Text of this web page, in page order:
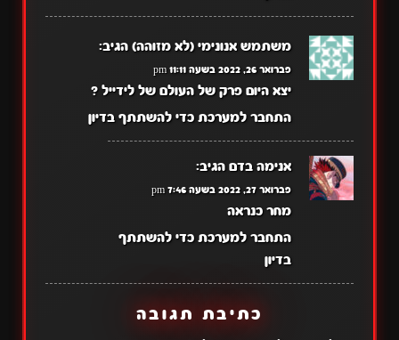
משתמש אנונימי (לא מזוהה) הגיב:
פברואר 26, 2022 בשעה 11:11 pm
יצא היום פרק של העולם של לידייל ?
התחבר למערכת כדי להשתתף בדיון
אנימה בדם הגיב:
פברואר 27, 2022 בשעה 7:46 pm
מחר כנראה
התחבר למערכת כדי להשתתף
בדיון
כתיבת תגובה